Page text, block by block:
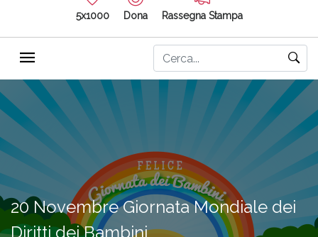
5x1000 Dona Rassegna Stampa
20 Novembre Giornata Mondiale dei
Diritti dei Bambini